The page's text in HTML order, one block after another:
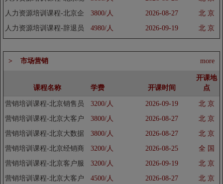
计...
代企业档案管理培训班
人力资源培训课程-北京企
业培训体系构建制定培训班
3800/人 2026-08-27
北 京
人力资源培训课程-辞退员
工培训
4980/人 2026-09-19 北 京
> 市场营销 more
课程名称 学费 开课时间
开课地
点
营销培训课程-北京销售员
心态培训班
3200/人 2026-09-19
北 京
营销培训课程-北京大客户
销售技巧培训班
3800/人 2026-08-27
北 京
营销培训课程-北京大数据
营销培训课程
3800/人 2026-08-27
北 京
营销培训课程-北京经销商
管理培训班
3200/人 2026-08-25
全 国
营销培训课程-北京客户服
务技巧培训班
3200/人 2026-09-19
北 京
营销培训课程-北京大客户
4500/人 2026-08-27
北 京